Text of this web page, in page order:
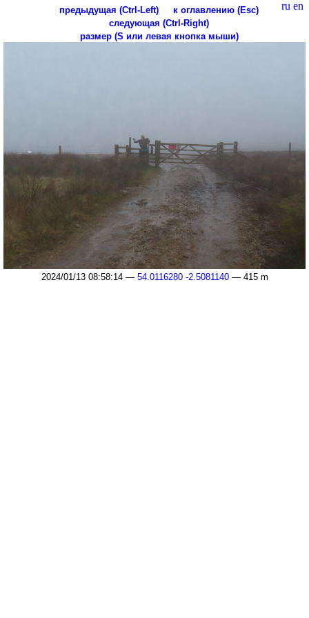
ru en
предыдущая (Ctrl-Left)
к оглавлению (Esc)
следующая (Ctrl-Right)
размер (S или левая кнопка мыши)
2024/01/13 08:58:14 — 54.0116280 -2.5081140— 415 m